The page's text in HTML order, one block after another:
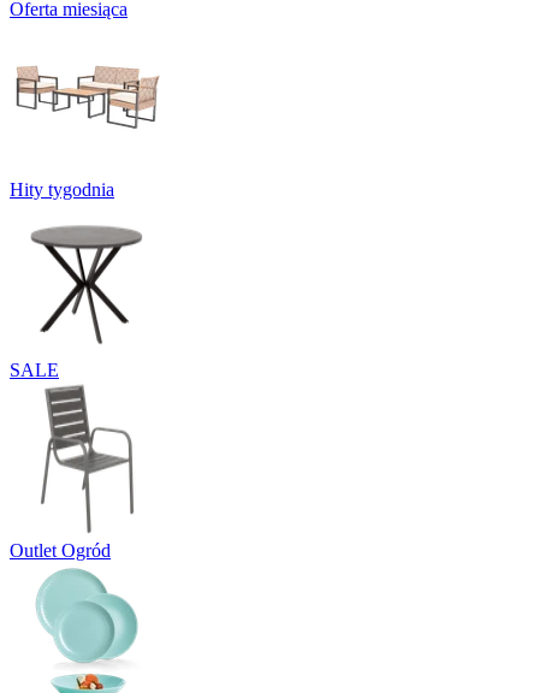
Oferta miesiąca
Hity tygodnia
SALE
Outlet Ogród